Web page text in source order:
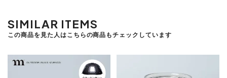
SIMILAR ITEMS
この商品を見た人はこちらの商品もチェックしています